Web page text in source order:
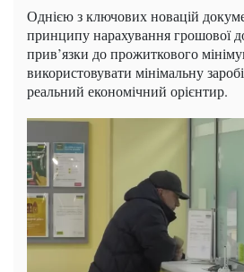
Однією з ключових новацій
принципу нарахування грошової
прив’язки до прожиткового
використовувати мінімальну
реальний економічний орієнтир.